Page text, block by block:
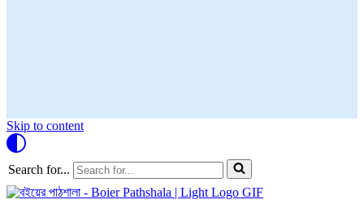
Skip to content
Search for...